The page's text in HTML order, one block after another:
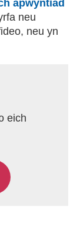
apwyntiad
neu
neu yn
eich